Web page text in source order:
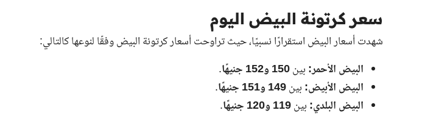
سعر كرتونة البيض اليوم
شهدت أسعار البيض استقرارًا نسبيًا، حيث تراوحت أسعار كرتونة البيض وفقًا لنوعها كالتالي:
البيض الأحمر: بين150 و152 جنيهًا
.
البيض الأبيض: بين149 و151 جنيهًا
.
البيض البلدي: بين119 و120 جنيهًا .